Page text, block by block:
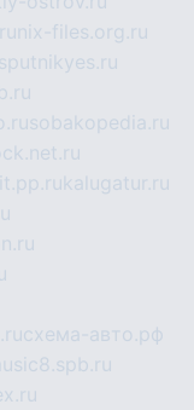
nix-files.org.ru
sputnikyes.ru
sobakopedia.ru
kalugatur.ru
схема-авто.рф